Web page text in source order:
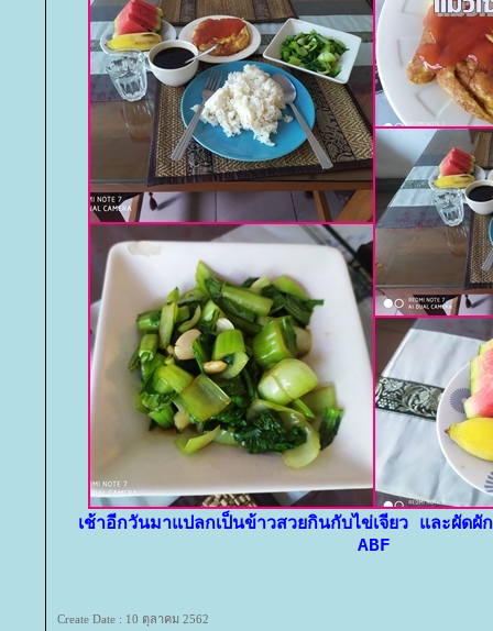
เช้าอีกวันมาแปลกเป็นข้าวสวยกินกับไข่เจียว และผัด
ABF
Create Date : 10 ตุลาคม 2562